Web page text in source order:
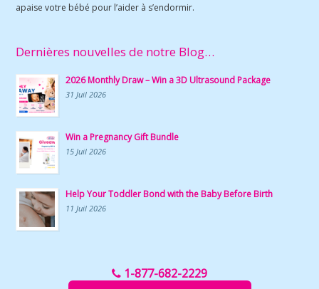
apaise votre bébé pour l’aider à s’endormir.
Dernières nouvelles de notre Blog…
2026 Monthly Draw – Win a 3D Ultrasound Package
31 Juil 2026
Win a Pregnancy Gift Bundle
15 Juil 2026
Help Your Toddler Bond with the Baby Before Birth
11 Juil 2026
1-877-682-2229